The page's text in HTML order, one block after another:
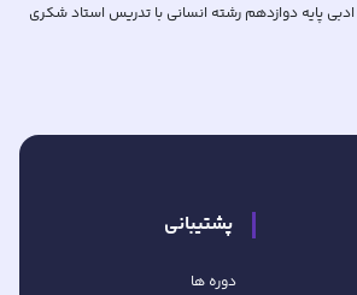
پایه دوازدهم رشته انسانی با تدریس استاد شکری
پشتیبانی
دوره ها